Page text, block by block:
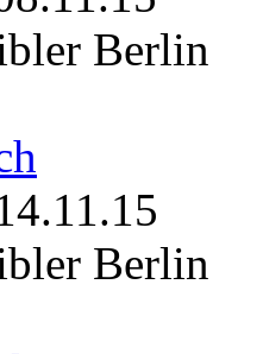
Berlin
Berlin